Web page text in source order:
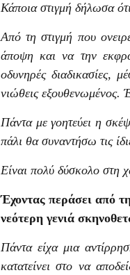
Κάποια στιγμή δήλωσα
Από τη στιγμή που
άποψη και να την
οδυνηρές διαδικασίες,
νιώθεις
Πάντα με γοητεύει η
πάλι θα συναντήσω τις
Είναι πολύ δύσκολο στη
Έχοντας περάσει από
νεότερη γενιά
Πάντα είχα μια
κατατείνει στο να